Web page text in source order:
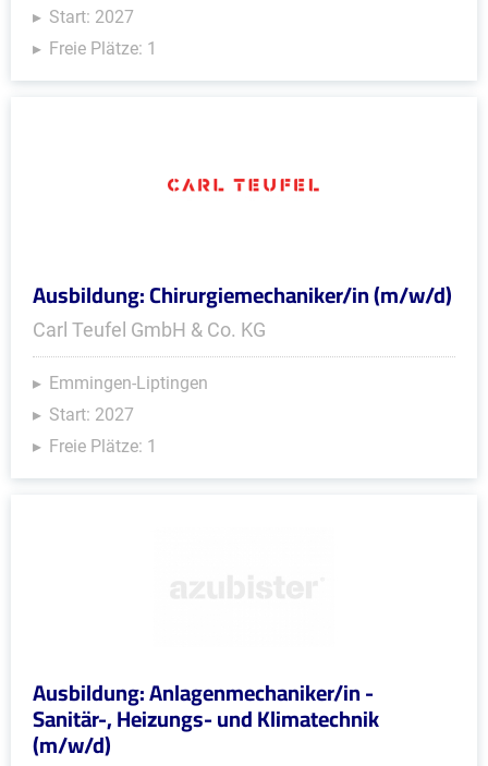
Start: 2027
Freie Plätze: 1
Ausbildung: Chirurgiemechaniker/in (m/w/d)
Carl Teufel GmbH & Co. KG
Emmingen-Liptingen
Start: 2027
Freie Plätze: 1
Ausbildung: Anlagenmechaniker/in -
Sanitär-, Heizungs- und Klimatechnik
(m/w/d)